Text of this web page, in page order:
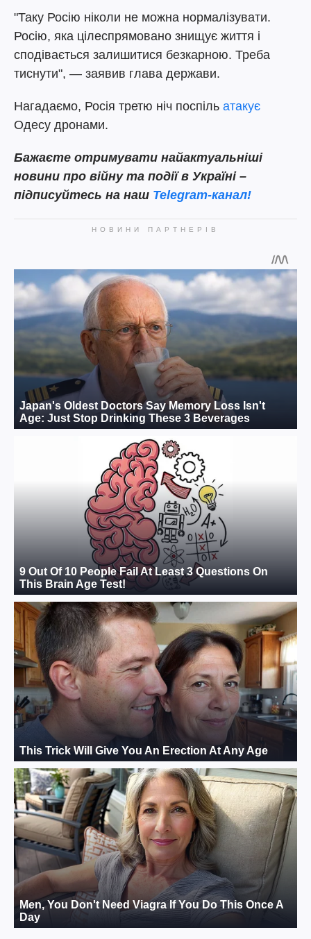
"Таку Росію ніколи не можна нормалізувати.
Росію, яка цілеспрямовано знищує життя і
сподівається залишитися безкарною. Треба
тиснути", — заявив глава держави.
Нагадаємо, Росія третю ніч поспіль атакує
Одесу дронами.
Бажаєте отримувати найактуальніші
новини про війну та події в Україні –
підписуйтесь на наш Telegram-канал!